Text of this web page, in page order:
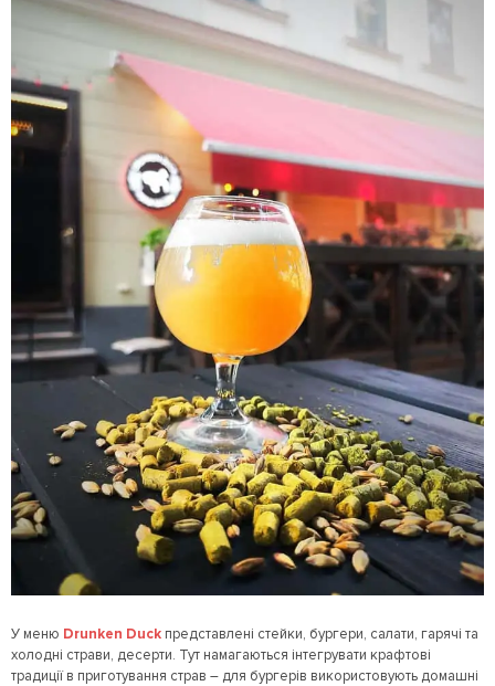
У меню Drunken Duck представлені стейки, бургери, салати, гарячі та
холодні страви, десерти. Тут намагаються інтегрувати крафтові
традиції в приготування страв – для бургерів використовують домашні